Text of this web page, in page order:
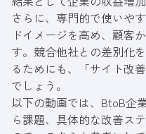
さらに、専門的で使いや
ドイメージを高め、顧客
す。競合他社との差別化
るためにも、「サイト改
でしょう。
以下の動画では、BtoB企
ら課題、具体的な改善ス